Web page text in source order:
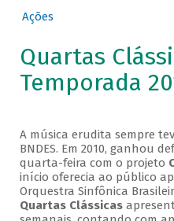
Ações
Quartas
Temporada
A música erudita sempre
BNDES. Em 2010, ganhou
quarta-feira com o projeto
início oferecia ao público
Orquestra Sinfônica
Quartas Clássicas